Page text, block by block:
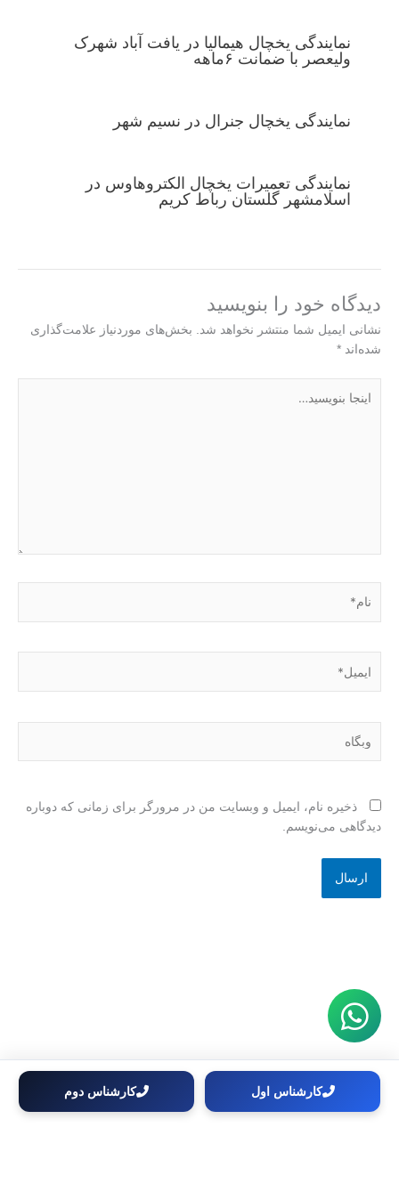
نمایندگی یخچال هیمالیا در یافت آباد شهرک
ولیعصر با ضمانت ۶ماهه
نمایندگی یخچال جنرال در نسیم شهر
نمایندگی تعمیرات یخچال الکتروهاوس در
اسلامشهر گلستان رباط کریم
دیدگاه‌ خود را بنویسید
نشانی ایمیل شما منتشر نخواهد شد. بخش‌های موردنیاز علامت‌گذاری
شده‌اند *
بنویسید…
ذخیره نام، ایمیل و وبسایت من در مرورگر برای زمانی که دوباره
دیدگاهی می‌نویسم.
کارشناس اول کارشناس دوم